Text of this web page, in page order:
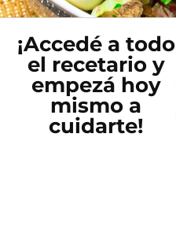
¡Accedé a todo
el recetario y
empezá hoy
mismo a
cuidarte!